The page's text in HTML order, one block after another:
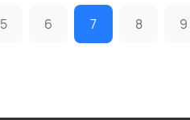
5 6 7 8 9